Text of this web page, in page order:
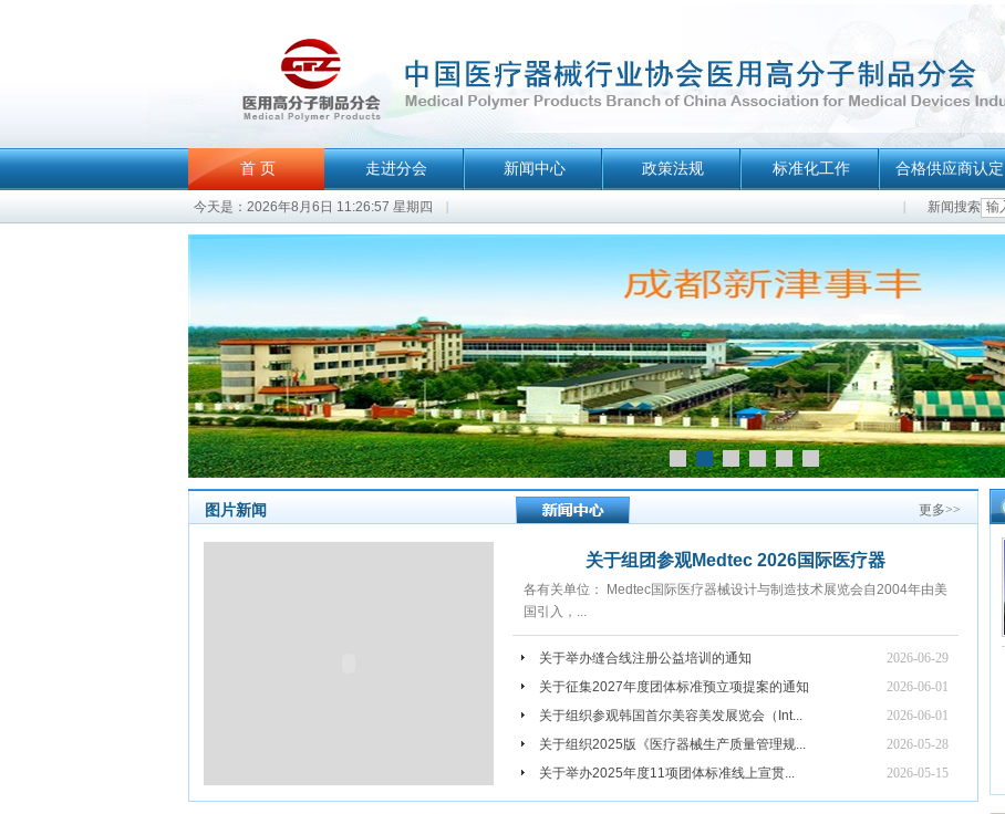
首 页
今天是：2026年8月6日 11:26:57 星期四 新闻搜索
走进分会 新闻中心 政策法规 标准化工作 合格供应商认定
图片新闻 更多>>
关于组团参观Medtec 2026国际医疗器
各有关单位： Medtec国际医疗器械设计与制造技术展览会自2004年由美
国引入，...
关于举办缝合线注册公益培训的通知
2026-06-29
关于征集2027年度团体标准预立项提案的通知
2026-06-01
关于组织参观韩国首尔美容美发展览会（Int...
2026-06-01
关于组织2025版《医疗器械生产质量管理规...
2026-05-28
关于举办2025年度11项团体标准线上宣贯...
2026-05-15